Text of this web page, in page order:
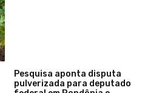
Pesquisa aponta disputa
pulverizada para deputado